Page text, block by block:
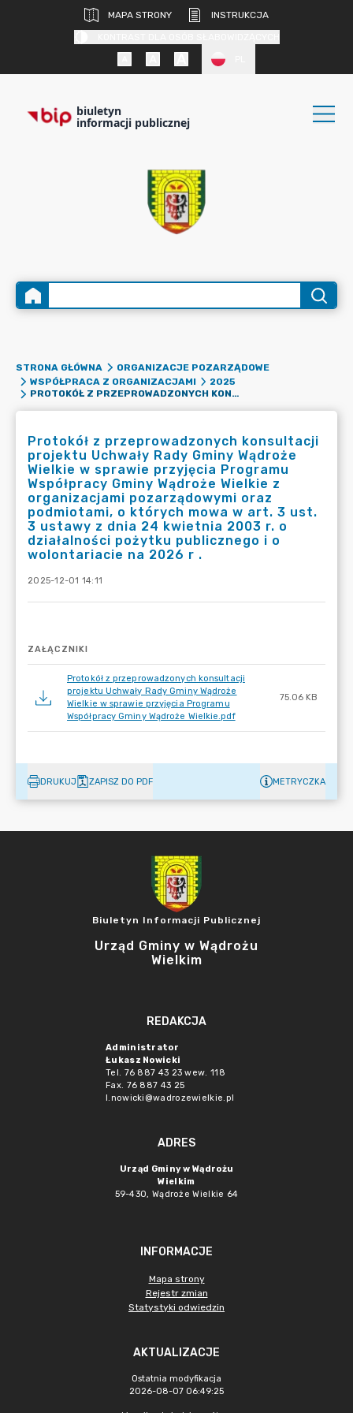
MAPA STRONY
INSTRUKCJA
biuletyn
informacji publicznej
STRONA GŁÓWNA
ORGANIZACJE POZARZĄDOWE
WSPÓŁPRACA Z ORGANIZACJAMI
2025
PROTOKÓŁ Z PRZEPROWADZONYCH KONSULTACJI PROJEKTU UCHWAŁY RADY GMINY WĄDROŻE WIELKIE W SPRAWIE PRZYJĘCIA PROGRAMU WSPÓŁPRACY GMINY WĄDROŻE WIELKIE Z ORGANIZACJAMI POZARZĄDOWYMI ORAZ PODMIOTAMI, O KTÓRYCH MOWA W ART. 3 UST. 3 USTAWY Z DNIA 24 KWIETNIA 2003 R. O DZIAŁALNOŚCI POŻYTKU PUBLICZNEGO I O WOLONTARIACIE NA 2026 R .
Protokół z przeprowadzonych konsultacji
projektu Uchwały Rady Gminy Wądroże
Wielkie w sprawie przyjęcia Programu
Współpracy Gminy Wądroże Wielkie z
organizacjami pozarządowymi oraz
podmiotami, o których mowa w art. 3 ust.
3 ustawy z dnia 24 kwietnia 2003 r. o
działalności pożytku publicznego i o
wolontariacie na 2026 r .
2025-12-01 14:11
ZAŁĄCZNIKI
Protokół z przeprowadzonych konsultacji
projektu Uchwały Rady Gminy Wądroże
Wielkie w sprawie przyjęcia Programu
Współpracy Gminy Wądroże Wielkie.pdf
75.06 KB
DRUKUJ ZAPISZ DO PDF METRYCZKA
Biuletyn Informacji Publicznej
Urząd Gminy w Wądrożu
Wielkim
REDAKCJA
Administrator
Łukasz Nowicki
Tel. 76 887 43 23 wew. 118
Fax. 76 887 43 25
l.nowicki@wadrozewielkie.pl
ADRES
Urząd Gminy w Wądrożu
Wielkim
59-430, Wądroże Wielkie 64
INFORMACJE
Mapa strony
Rejestr zmian
Statystyki odwiedzin
AKTUALIZACJE
Ostatnia modyfikacja
2026-08-07 06:49:25